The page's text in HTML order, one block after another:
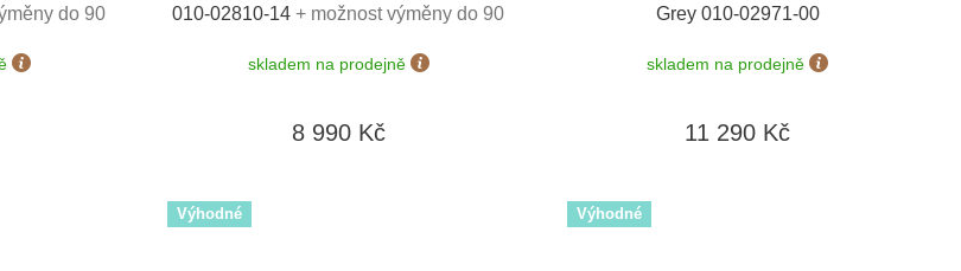
do 90
010-02810-14+ možnost výměny do 90
skladem na prodejně
8 990 Kč
Grey 010-02971-00
skladem na prodejně
11 290 Kč
Výhodné Výhodné